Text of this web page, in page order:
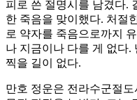
피로 쓴 절명시를 남겼다.
한 죽음을 맞이했다. 처절
로 약자를 죽음으로까지
나 지금이나 다를 게 없다.
찍을 길이 없다.
만호 정운은 전라수군절